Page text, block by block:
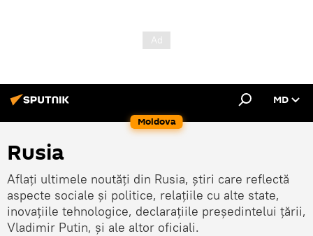
Moldova
MD
Rusia
Aflați ultimele noutăți din Rusia, știri care reflectă
aspecte sociale și politice, relațiile cu alte state,
inovațiile tehnologice, declarațiile președintelui țării,
Vladimir Putin, și ale altor oficiali.